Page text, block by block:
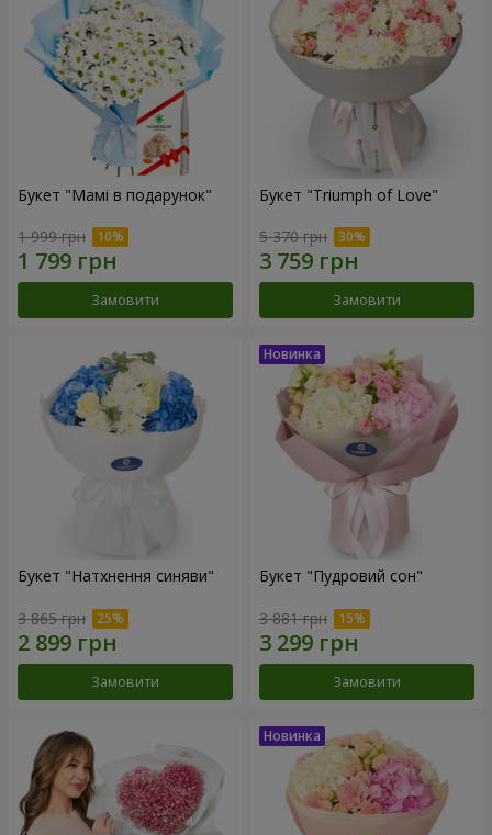
Букет "Мамі в подарунок"
1 999 грн
Замовити
Букет "Triumph of Love"
5 370 грн
Замовити
Букет "Натхнення синяви"
3 865 грн
Замовити
Букет "Пудровий сон"
3 881 грн
Замовити